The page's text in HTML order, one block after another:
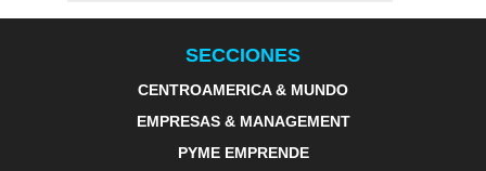
SECCIONES
CENTROAMERICA & MUNDO
EMPRESAS & MANAGEMENT
PYME EMPRENDE